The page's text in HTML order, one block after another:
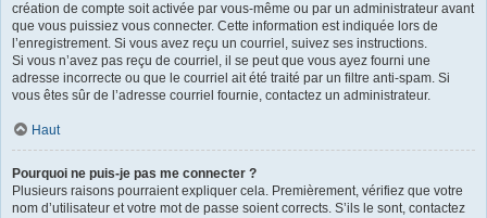
création de compte soit activée par vous-même ou par un administrateur avant
que vous puissiez vous connecter. Cette information est indiquée lors de
l’enregistrement. Si vous avez reçu un courriel, suivez ses instructions.
Si vous n’avez pas reçu de courriel, il se peut que vous ayez fourni une
adresse incorrecte ou que le courriel ait été traité par un filtre anti-spam. Si
vous êtes sûr de l’adresse courriel fournie, contactez un administrateur.
Haut
Pourquoi ne puis-je pas me connecter ?
Plusieurs raisons pourraient expliquer cela. Premièrement, vérifiez que votre
nom d’utilisateur et votre mot de passe soient corrects. S’ils le sont, contactez